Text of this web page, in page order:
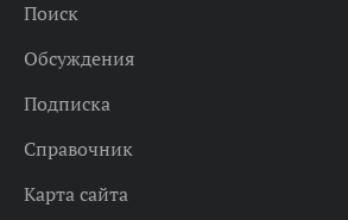
Поиск
Обсуждения
Подписка
Справочник
Карта сайта